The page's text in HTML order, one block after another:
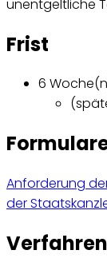
unentgeltliche
Frist
6
Anforderung
der